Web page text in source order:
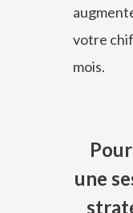
votre
mois.
une